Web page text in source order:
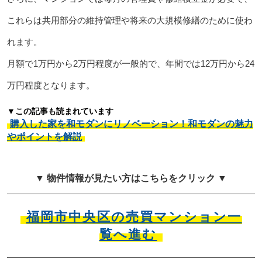
これらは共用部分の維持管理や将来の大規模修繕のために使わ
れます。
月額で1万円から2万円程度が一般的で、年間では12万円から24
万円程度となります。
▼この記事も読まれています
購入した家を和モダンにリノベーション！和モダンの魅力
やポイントを解説
▼ 物件情報が見たい方はこちらをクリック ▼
福岡市中央区の売買マンション一
覧へ進む